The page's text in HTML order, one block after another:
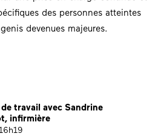
des personnes atteintes
devenues majeures.
travail avec Sandrine
infirmière